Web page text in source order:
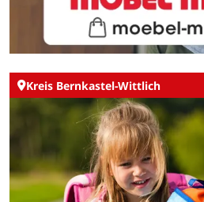
Kreis Bernkastel-Wittlich